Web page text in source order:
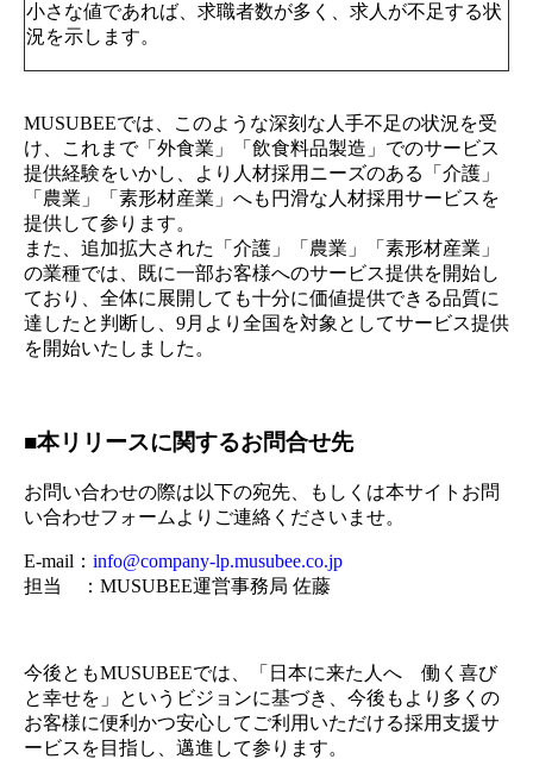
小さな値であれば、求職者数が多く、求人が不足する状
況を示します。
MUSUBEEでは、このような深刻な人手不足の状況を受
け、これまで「外食業」「飲食料品製造」でのサービス
提供経験をいかし、より人材採用ニーズのある「介護」
「農業」「素形材産業」へも円滑な人材採用サービスを
提供して参ります。
また、追加拡大された「介護」「農業」「素形材産業」
の業種では、既に一部お客様へのサービス提供を開始し
ており、全体に展開しても十分に価値提供できる品質に
達したと判断し、9月より全国を対象としてサービス提供
を開始いたしました。
■本リリースに関するお問合せ先
お問い合わせの際は以下の宛先、もしくは本サイトお問
い合わせフォームよりご連絡くださいませ。
E-mail： info@company-lp.musubee.co.jp
担当 ：MUSUBEE運営事務局 佐藤
今後ともMUSUBEEでは、「日本に来た人へ 働く喜び
と幸せを」というビジョンに基づき、今後もより多くの
お客様に便利かつ安心してご利用いただける採用支援サ
ービスを目指し、邁進して参ります。